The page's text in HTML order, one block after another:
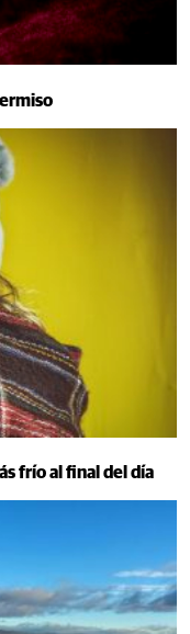
frío al final del día